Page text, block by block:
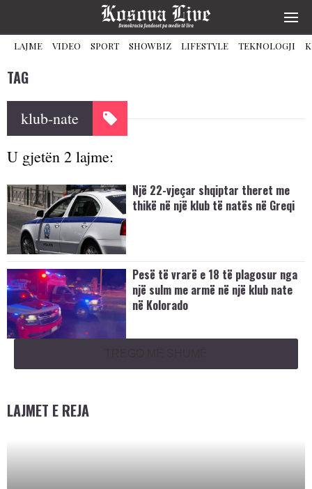
LAJME VIDEO SPORT SHOWBIZ LIFESTYLE TEKNOLOGJI
TAG
klub-nate
U gjetën 2 lajme:
Një 22-vjeçar shqiptar theret me
thikë në një klub të natës në Greqi
Pesë të vrarë e 18 të plagosur nga
një sulm me armë në një klub nate
në Kolorado
LAJMET E REJA